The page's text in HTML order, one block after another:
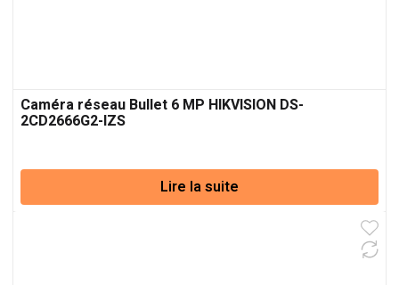
Caméra réseau Bullet 6 MP HIKVISION DS-
2CD2666G2-IZS
Lire la suite